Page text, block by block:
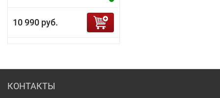
10 990 руб.
КОНТАКТЫ